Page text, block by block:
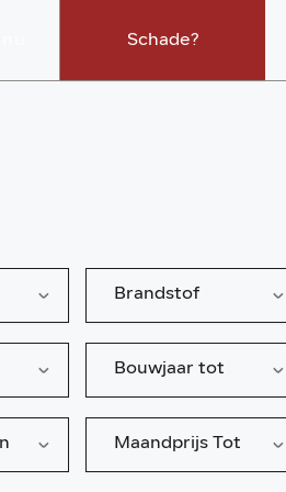
Schade?
Brandstof
Bouwjaar tot
Maandprijs Tot